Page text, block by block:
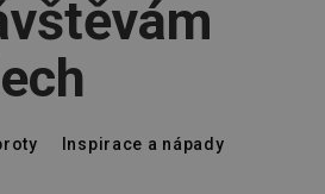
Inspirace a nápady